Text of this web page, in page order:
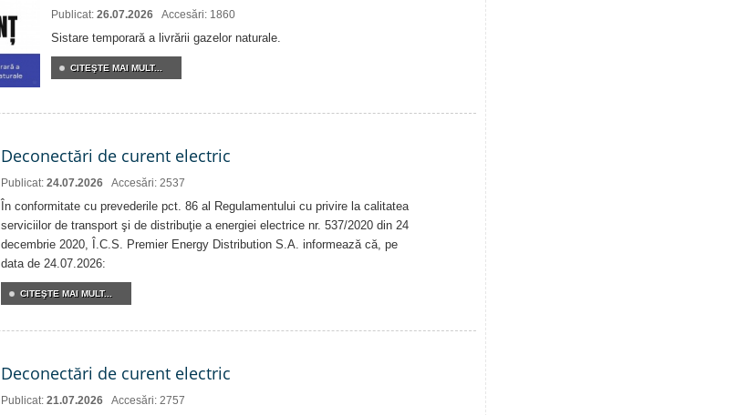
Publicat: 26.07.2026 Accesări: 1860
Sistare temporară a livrării gazelor naturale.
CITEŞTE MAI MULT...
Deconectări de curent electric
Publicat: 24.07.2026 Accesări: 2537
În conformitate cu prevederile pct. 86 al Regulamentului cu privire la calitatea
serviciilor de transport şi de distribuţie a energiei electrice nr. 537/2020 din 24
decembrie 2020, Î.C.S. Premier Energy Distribution S.A. informează că, pe
data de 24.07.2026:
CITEŞTE MAI MULT...
Deconectări de curent electric
Publicat: 21.07.2026 Accesări: 2757